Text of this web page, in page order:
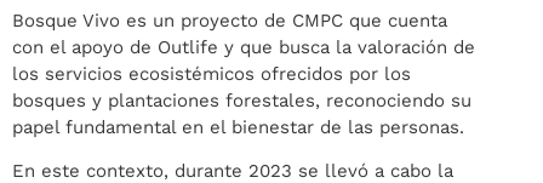
Bosque Vivo es un proyecto de CMPC que cuenta
con el apoyo de Outlife y que busca la valoración de
los servicios ecosistémicos ofrecidos por los
bosques y plantaciones forestales, reconociendo su
papel fundamental en el bienestar de las personas.
En este contexto, durante 2023 se llevó a cabo la